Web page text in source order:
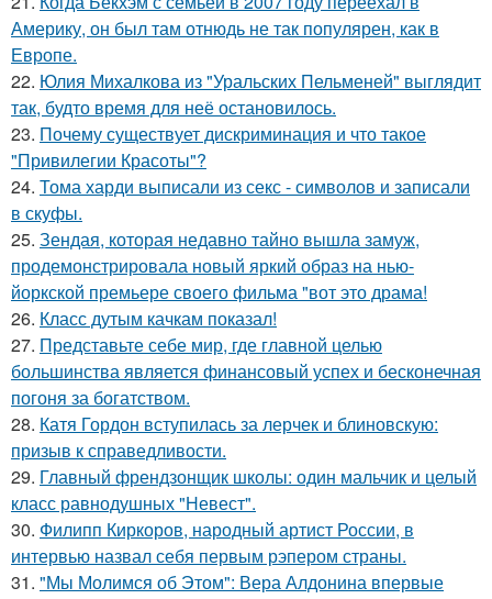
Америку, он был там отнюдь не так популярен, как в
Европе.
22. Юлия Михалкова из "Уральских Пельменей" выглядит
так, будто время для неё остановилось.
23. Почему существует дискриминация и что такое
"Привилегии Красоты"?
24. Тома харди выписали из секс - символов и записали
в скуфы.
25. Зендая, которая недавно тайно вышла замуж,
продемонстрировала новый яркий образ на нью-
йоркской премьере своего фильма "вот это драма!
26. Класс дутым качкам показал!
27. Представьте себе мир, где главной целью
большинства является финансовый успех и бесконечная
погоня за богатством.
28. Катя Гордон вступилась за лерчек и блиновскую:
призыв к справедливости.
29. Главный френдзонщик школы: один мальчик и целый
класс равнодушных "Невест".
30. Филипп Киркоров, народный артист России, в
интервью назвал себя первым рэпером страны.
31. "Мы Молимся об Этом": Вера Алдонина впервые